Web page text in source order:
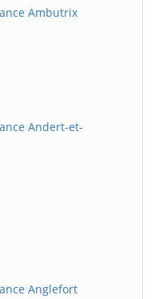
Ambutrix
Andert-et-
Anglefort